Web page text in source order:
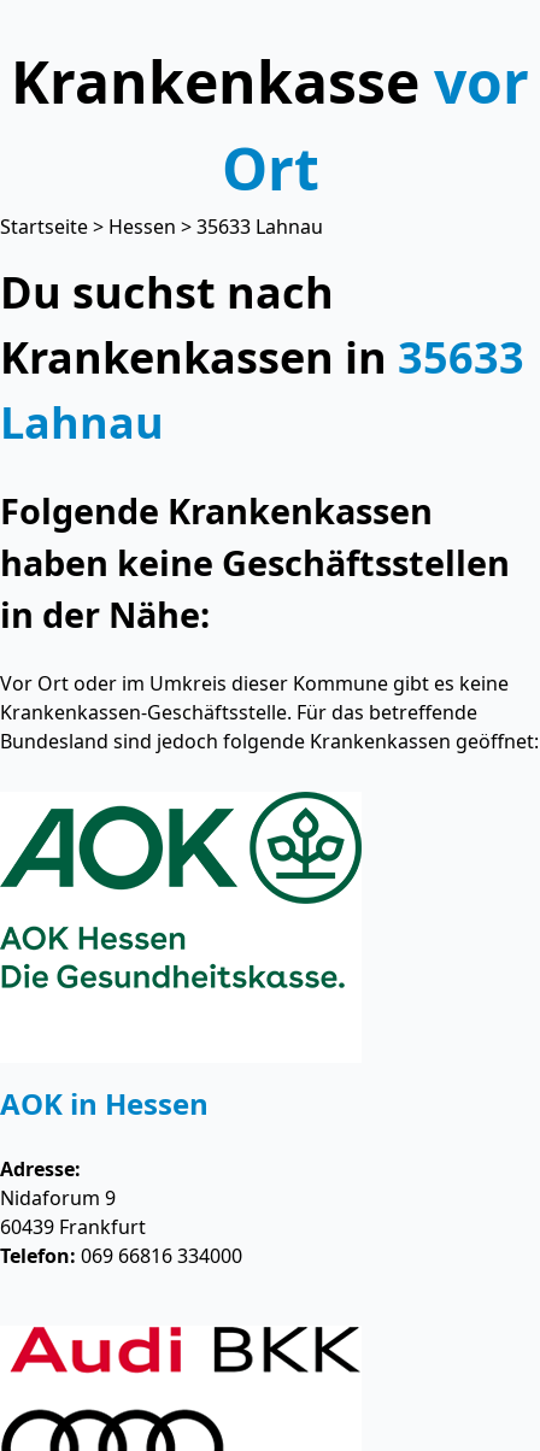
Krankenkasse vor
Ort
Startseite> Hessen > 35633 Lahnau
Du suchst nach
Krankenkassen in 35633
Lahnau
Folgende Krankenkassen
haben keine Geschäftsstellen
in der Nähe:
Vor Ort oder im Umkreis dieser Kommune gibt es keine
Krankenkassen-Geschäftsstelle. Für das betreffende
Bundesland sind jedoch folgende Krankenkassen geöffnet:
AOK in Hessen
Adresse:
Nidaforum 9
60439 Frankfurt
Telefon: 069 66816 334000